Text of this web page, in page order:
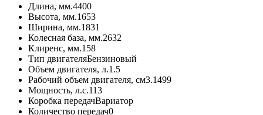
Длина, мм.4400
Высота, мм.1653
Ширина, мм.1831
Колесная база, мм.2632
Клиренс, мм.158
Тип двигателяБензиновый
Объем двигателя, л.1.5
Рабочий объем двигателя, см3.1499
Мощность, л.с.113
Коробка передачВариатор
Количество передач0